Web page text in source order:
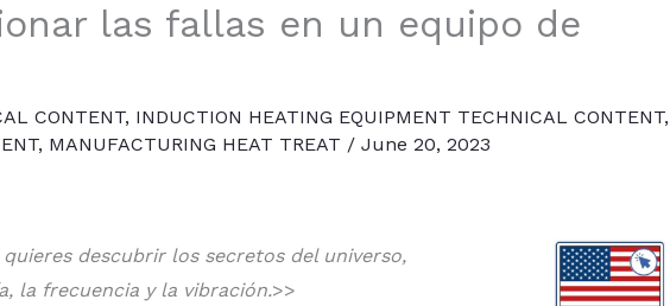
las fallas en un equipo de
CONTENT, INDUCTION HEATING EQUIPMENT TECHNICAL CONTENT,
, MANUFACTURING HEAT TREAT / June 20, 2023
quieres descubrir los secretos del universo,
la frecuencia y la vibración.>>